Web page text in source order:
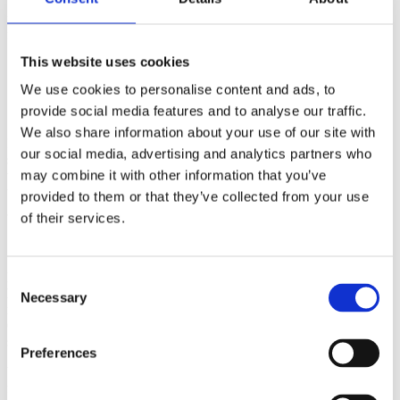
This website uses cookies
We use cookies to personalise content and ads, to
provide social media features and to analyse our traffic.
We also share information about your use of our site with
our social media, advertising and analytics partners who
may combine it with other information that you’ve
provided to them or that they’ve collected from your use
of their services.
Selection
Necessary
Preferences
Optimalisere bemanningen basert på topptider.
Forbedre butikkoppsettet for å forbedre kundeflyten.
Måle effektiviteten av markedsføringskampanjer ved hjelp av
trender i trafikken.
I tillegg understreket diskusjoner med partnere og potensielle
samarbeidspartnere det økende behovet for GDPR-kompatibel,
toppmontert sensorteknologi som et alternativ til CCTV-baserte
telleløsninger.
hvordan teknologi fortsetter å styrke detaljhandelen i et dynamisk
marked. Etter hvert som detaljhandelslandskapet utvikler seg, er
som fører til smartere beslutninger og bedre kundeopplevelser.
Vi er spente på hva som kommer til å skje fremover, og ser frem til å